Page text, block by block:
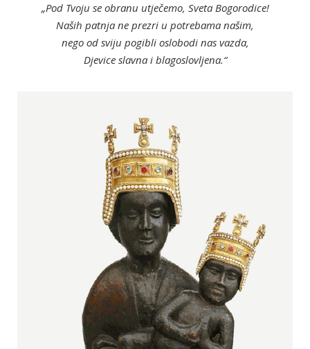
„Pod Tvoju se obranu utječemo, Sveta Bogorodice!
Naših patnja ne prezri u potrebama našim,
nego od sviju pogibli oslobodi nas vazda,
Djevice slavna i blagoslovljena.“